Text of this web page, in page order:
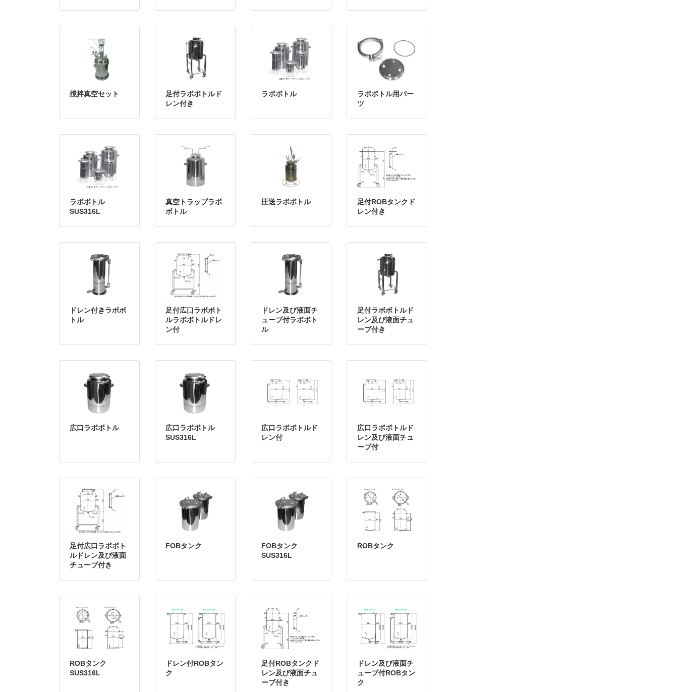
撹拌真空セット
足付ラボボトルド
レン付き
ラボボトル
ラボボトル用パー
ツ
ラボボトル
SUS316L
真空トラップラボ
ボトル
圧送ラボボトル
足付ROBタンクド
レン付き
ドレン付きラボボ
トル
足付広口ラボボト
ルラボボトルドレ
ン付
ドレン及び液面チ
ューブ付ラボボト
ル
足付ラボボトルド
レン及び液面チュ
ーブ付き
広口ラボボトル
広口ラボボトル
SUS316L
広口ラボボトルド
レン付
広口ラボボトルド
レン及び液面チュ
ーブ付
足付広口ラボボト
ルドレン及び液面
チューブ付き
FOBタンク
FOBタンク
SUS316L
ROBタンク
ROBタンク
SUS316L
ドレン付ROBタン
ク
足付ROBタンクド
レン及び液面チュ
ーブ付き
ドレン及び液面チ
ューブ付ROBタン
ク